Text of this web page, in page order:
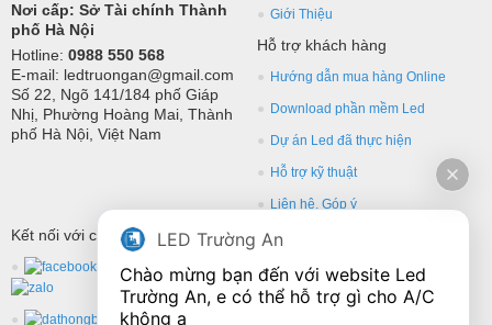
Nơi cấp: Sở Tài chính Thành
phố Hà Nội
Hotline: 0988 550 568
E-mail: ledtruongan@gmail.com
Số 22, Ngõ 141/184 phố Giáp
Nhị, Phường Hoàng Mai, Thành
phố Hà Nội, Việt Nam
Giới Thiệu
Hỗ trợ khách hàng
Hướng dẫn mua hàng Online
Download phần mềm Led
Dự án Led đã thực hiện
Hỗ trợ kỹ thuật
Liên hệ, Góp ý
Kết nối với chúng tôi
LED Trường An
Chào mừng bạn đến với website Led
Trường An, e có thể hỗ trợ gì cho A/C
không ạ